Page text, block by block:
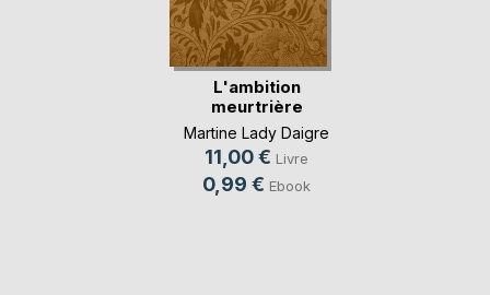
L'ambition
meurtrière
Martine Lady Daigre
11,00 € Livre
0,99 € Ebook